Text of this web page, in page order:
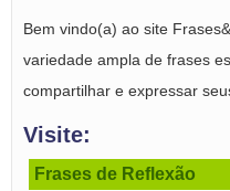
Bem vindo(a) ao site
variedade ampla de frases
compartilhar e expressar
Visite:
Frases de Reflexão